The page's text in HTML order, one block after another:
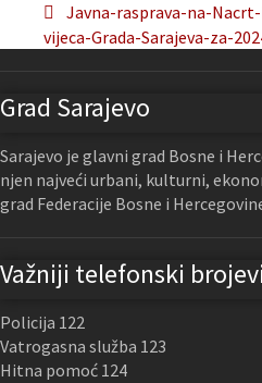
Javna-rasprava-na-
vijeca-Grada-Sarajeva-za-
Grad Sarajevo
Sarajevo je glavni grad Bosne i
njen najveći urbani, kulturni,
grad Federacije Bosne i
Važniji telefonski brojevi
Policija 122
Vatrogasna služba 123
Hitna pomoć 124